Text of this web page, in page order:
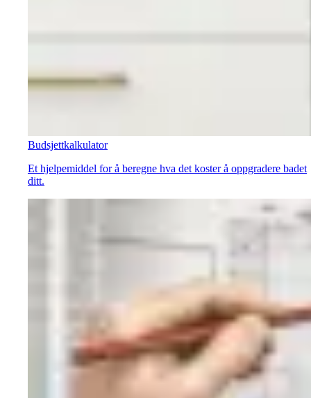
Budsjettkalkulator
Et hjelpemiddel for å beregne hva det koster å oppgradere badet
ditt.